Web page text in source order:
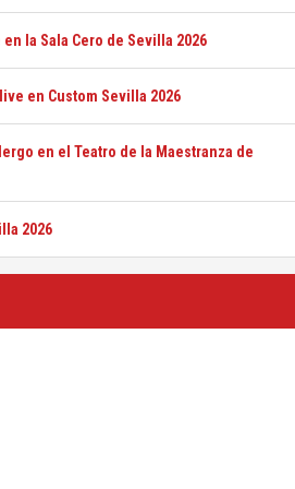
la Sala Cero de Sevilla 2026
en Custom Sevilla 2026
en el Teatro de la Maestranza de
2026